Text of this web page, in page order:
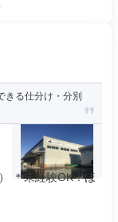
きる仕分け・分別
＊未経験OK！ほ